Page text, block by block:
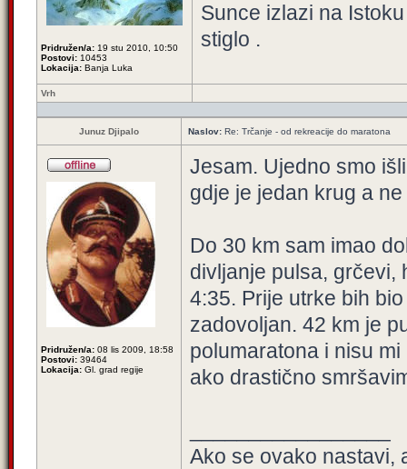
Pridružen/a: 19 stu 2010, 10:50
Postovi: 10453
Lokacija: Banja Luka
Sunce izlazi na
stiglo .
Vrh
Junuz Djipalo Naslov: Re: Trčanje - od rekreacije do maratona
Pridružen/a: 08 lis 2009, 18:58
Postovi: 39464
Lokacija: Gl. grad regije
Jesam. Ujedno smo
gdje je jedan krug a
Do 30 km sam imao
divljanje pulsa, grčevi,
4:35. Prije utrke bih
zadovoljan. 42 km je
polumaratona i nisu
ako drastično
Ako se ovako nastavi,